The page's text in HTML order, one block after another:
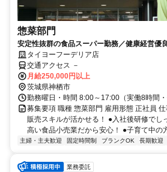
惣菜部門
安定性抜群の食品スーパー勤務／健康経営優
充実／賞与年2回
タイヨーフーデリア店
交通アクセス －
月給250,000円以上
茨城県神栖市
勤務曜日・時間 8:00～17:00（実働8時間・
募集要項 職種 惣菜部門 雇用形態 正社員
販売スキルが活かせる！ ●入社後研修でし
高い食品小売業だから安心！ ●子育て中の
主婦・主夫歓迎 固定時間制 ブランクOK 長期歓迎
業務委託